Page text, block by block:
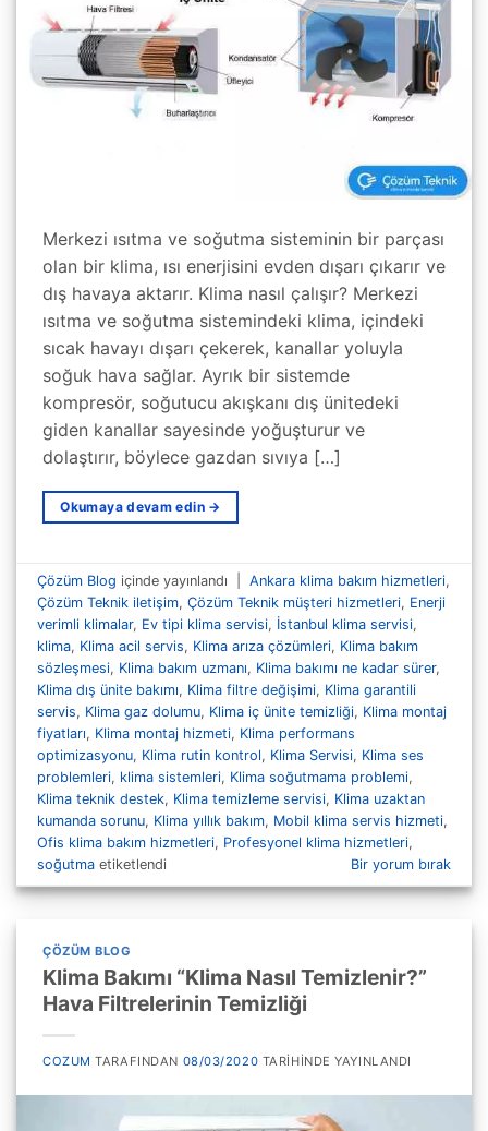
Merkezi ısıtma ve soğutma sisteminin bir parçası
olan bir klima, ısı enerjisini evden dışarı çıkarır ve
dış havaya aktarır. Klima nasıl çalışır? Merkezi
ısıtma ve soğutma sistemindeki klima, içindeki
sıcak havayı dışarı çekerek, kanallar yoluyla
soğuk hava sağlar. Ayrık bir sistemde
kompresör, soğutucu akışkanı dış ünitedeki
giden kanallar sayesinde yoğuşturur ve
dolaştırır, böylece gazdan sıvıya […]
Okumaya devam edin →
Çözüm Blog içinde yayınlandı Ankara klima bakım hizmetleri,
Çözüm Teknik iletişim,Çözüm Teknik müşteri hizmetleri, Enerji
verimli klimalar, Ev tipi klima servisi, İstanbul klima servisi,
klima, Klima acil servis, Klima arıza çözümleri, Klima bakım
sözleşmesi, Klima bakım uzmanı, Klima bakımı ne kadar sürer,
Klima dış ünite bakımı, Klima filtre değişimi, Klima garantili
servis, Klima gaz dolumu, Klima iç ünite temizliği, Klima montaj
fiyatları, Klima montaj hizmeti, Klima performans
optimizasyonu, Klima rutin kontrol, Klima Servisi, Klima ses
problemleri, klima sistemleri, Klima soğutmama problemi,
Klima teknik destek, Klima temizleme servisi, Klima uzaktan
kumanda sorunu, Klima yıllık bakım, Mobil klima servis hizmeti,
Ofis klima bakım hizmetleri, Profesyonel klima hizmetleri,
soğutma etiketlendi Bir yorum bırak
ÇÖZÜM BLOG
Klima Bakımı “Klima Nasıl Temizlenir?”
Hava Filtrelerinin Temizliği
COZUM TARAFINDAN 08/03/2020 TARIHINDE YAYINLANDI